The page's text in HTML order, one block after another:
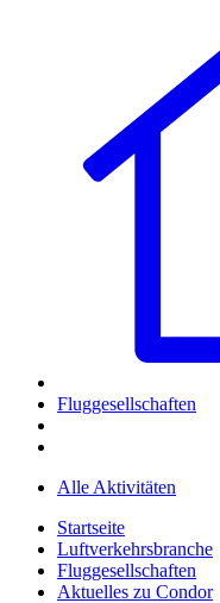
Fluggesellschaften
Alle Aktivitäten
Startseite
Luftverkehrsbranche
Fluggesellschaften
Aktuelles zu Condor